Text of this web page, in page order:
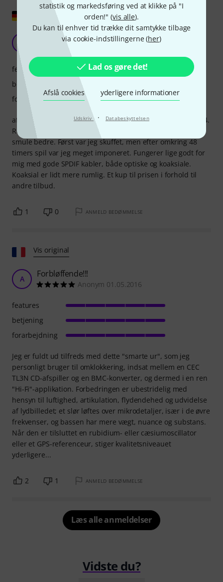
statistik og markedsføring ved at klikke på "I
orden!" (vis alle).
Du kan til enhver tid trække dit samtykke tilbage
via cookie-indstillingerne (her)
Lad os gøre det!
Afslå cookies yderligere informationer
Udskriv · Databeskyttelsen
Vis original
sidste hånd på min cd-afspilning
afspiller mellem mit Pro-ject CD-drev og min SUGDEN DAC4.
Rumlighed, klarhed og basgengivelse er en afgørende lille
smule bedre. Først var jeg skuffet, men efter omkring 48
timers spil var jeg meget imponeret. Fungerer lige godt for
mig med gode SPDIF kabler, både optiske og koaksiale.
Koaksial er lidt mere rumlig. Et kup til prisen i forhold til
andre tilbud.
features
betjening
forarbejdning
1 0 ANMELD BEDØMMELSE
Vis original
A Forbløffende!!!
Anonym 01.05.2016
Jeg er fuldt ud tilfreds med dette "smarte ur", som jeg
personligt bruger til omklokkering, indsat mellem en CEC
TL3N CD-afspiller og en BMC-konverter, og dermed i en ren
"Hi-Fi"-applikation. Forbedringen er ubestridelig med
hensyn til luftighed, artikulation, flydendehed og udvidelse
af lydbilledet; et slør løftes over mikrodetaljer, især i de øvre
frekvenser, og bassen har mere vægt, nuance og substans.
Når den er tilsluttet en rubidium- eller cæsiumoscillator
eller et GPS-referenceur, stiger kvalitetsniveauet
yderligere...
features
betjening
forarbejdning
2 1 ANMELD BEDØMMELSE
Læs alle anmeldelser
Vidste du?